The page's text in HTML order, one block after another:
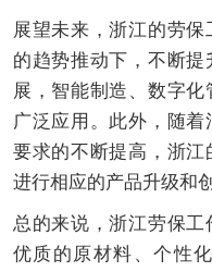
展望未来，浙江的劳
的趋势推动下，不断
展，智能制造、数字
广泛应用。此外，随
要求的不断提高，浙江
进行相应的产品升级和
总的来说，浙江劳保工
优质的原材料、个性